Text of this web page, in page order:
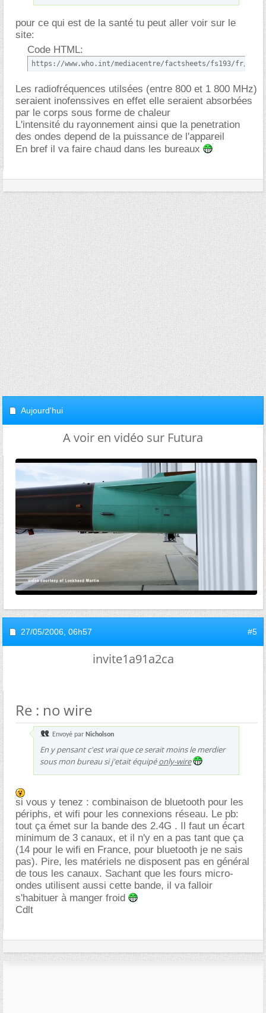
pour ce qui est de la santé tu peut aller voir sur le
site:
Code HTML:
https://www.who.int/mediacentre/factsheets/fs193/fr/
Les radiofréquences utilsées (entre 800 et 1 800 MHz)
seraient inofenssives en effet elle seraient absorbées
par le corps sous forme de chaleur
L'intensité du rayonnement ainsi que la penetration
des ondes depend de la puissance de l'appareil
En bref il va faire chaud dans les bureaux
Aujourd'hui
A voir en vidéo sur Futura
27/05/2006, 06h57 #5
invite1a91a2ca
Re : no wire
Envoyé par Nicholson
En y pensant c'est vrai que ce serait moins le merdier
sous mon bureau si j'etait équipéonly-wire
si vous y tenez : combinaison de bluetooth pour les
périphs, et wifi pour les connexions réseau. Le pb:
tout ça émet sur la bande des 2.4G . Il faut un écart
minimum de 3 canaux, et il n'y en a pas tant que ça
(14 pour le wifi en France, pour bluetooth je ne sais
pas). Pire, les matériels ne disposent pas en général
de tous les canaux. Sachant que les fours micro-
ondes utilisent aussi cette bande, il va falloir
s'habituer à manger froid
Cdlt